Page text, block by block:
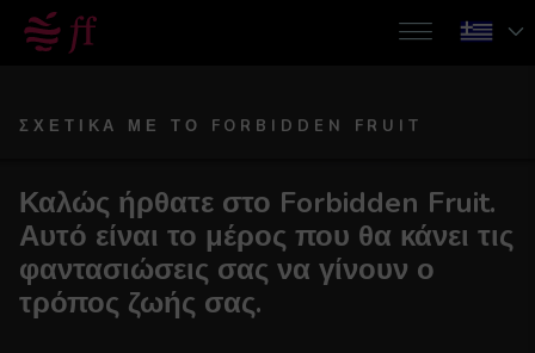
ΣΧΕΤΙΚΆ ΜΕ ΤΟ FORBIDDEN FRUIT
Καλώς ήρθατε στο Forbidden Fruit.
Αυτό είναι το μέρος που θα κάνει τις
φαντασιώσεις σας να γίνουν ο
τρόπος ζωής σας.